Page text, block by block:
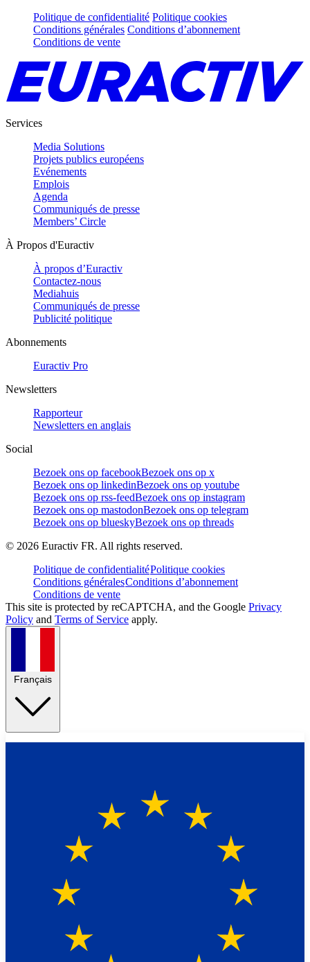
Politique de confidentialité Politique cookies
Conditions générales Conditions d’abonnement
Conditions de vente
Services
Media Solutions
Projets publics européens
Evénements
Emplois
Agenda
Communiqués de presse
Members’ Circle
À Propos d'Euractiv
À propos d’Euractiv
Contactez-nous
Mediahuis
Communiqués de presse
Publicité politique
Abonnements
Euractiv Pro
Newsletters
Rapporteur
Newsletters en anglais
Social
Bezoek ons op facebookBezoek ons op x
Bezoek ons op linkedinBezoek ons op youtube
Bezoek ons op rss-feedBezoek ons op instagram
Bezoek ons op mastodonBezoek ons op telegram
Bezoek ons op blueskyBezoek ons op threads
© 2026 Euractiv FR. All rights reserved.
Politique de confidentialitéPolitique cookies
Conditions généralesConditions d’abonnement
Conditions de vente
This site is protected by reCAPTCHA, and the Google Privacy
Policy and Terms of Service apply.
Français